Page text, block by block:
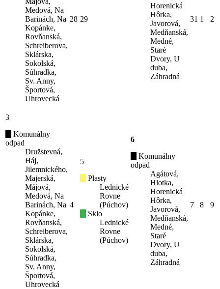
Medová, Na
Barinách, Na
Kopánke,
Rovňanská,
Schreiberova,
Sklárska,
Sokolská,
Súhradka,
Sv. Anny,
Športová,
Uhrovecká
28 29
Horenická
Hôrka,
Javorová,
Medňanská,
Medné,
Staré
Dvory, U
duba,
Záhradná
31 1 2
3
Komunálny
odpad
Družstevná,
Háj,
Jilemnického,
Majerská,
Májová,
Medová, Na
Barinách, Na
Kopánke,
Rovňanská,
Schreiberova,
Sklárska,
Sokolská,
Súhradka,
Sv. Anny,
Športová,
Uhrovecká
4
5
Plasty
Lednické
Rovne
(Púchov)
Sklo
Lednické
Rovne
(Púchov)
6
Komunálny
odpad
Agátová,
Hlotka,
Horenická
Hôrka,
Javorová,
Medňanská,
Medné,
Staré
Dvory, U
duba,
Záhradná
7 8 9